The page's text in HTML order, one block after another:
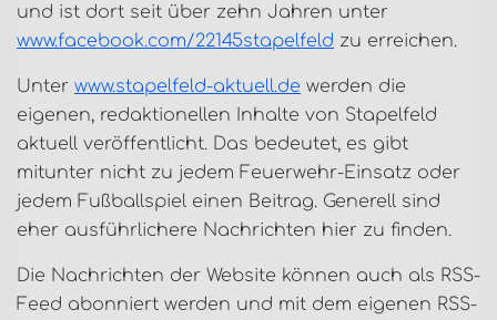
und ist dort seit über zehn Jahren unter
www.facebook.com/22145stapelfeld zu erreichen.
Unter www.stapelfeld-aktuell.de werden die
eigenen, redaktionellen Inhalte von Stapelfeld
aktuell veröffentlicht. Das bedeutet, es gibt
mitunter nicht zu jedem Feuerwehr-Einsatz oder
jedem Fußballspiel einen Beitrag. Generell sind
eher ausführlichere Nachrichten hier zu finden.
Die Nachrichten der Website können auch als RSS-
Feed abonniert werden und mit dem eigenen RSS-